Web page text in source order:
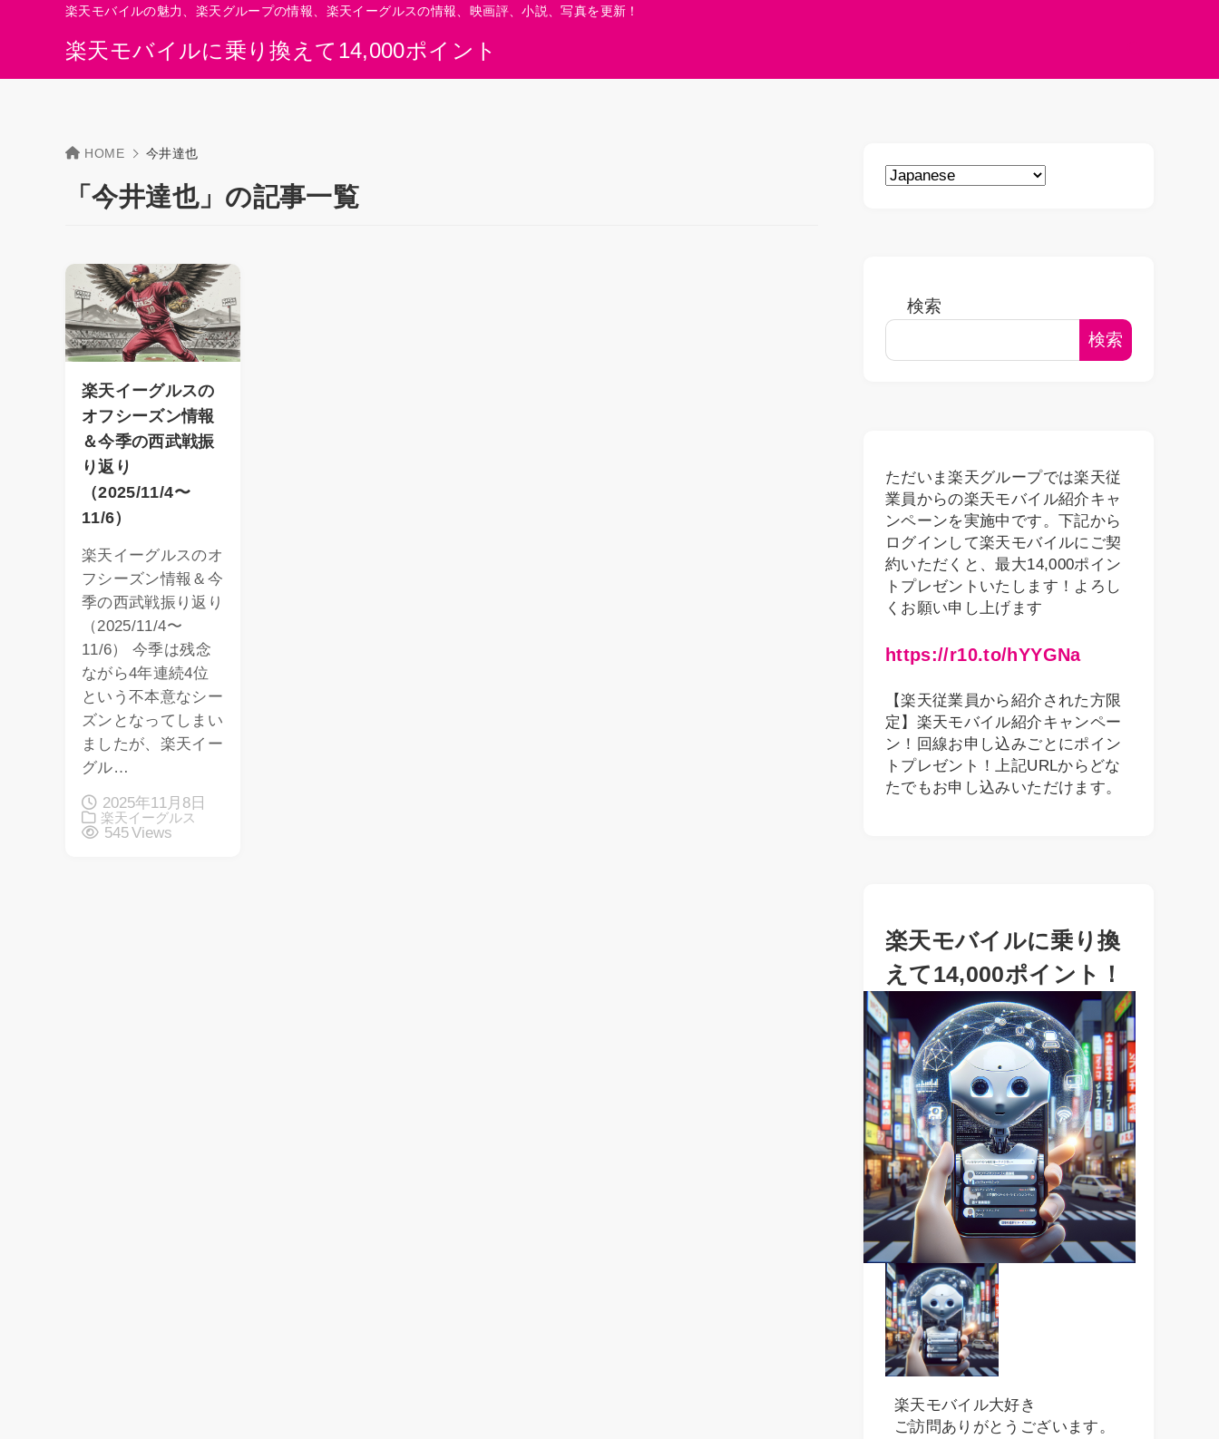
楽天モバイルに乗り換えて14,000ポイント
楽天モバイルの魅力、楽天グループの情報、楽天イーグルスの情報、映画評、小説、写真を更新！
HOME 今井達也
「今井達也」の記事一覧
楽天イーグルスの
オフシーズン情報
＆今季の西武戦振
り返り
（2025/11/4〜
11/6）
楽天イーグルスのオ
フシーズン情報＆今
季の西武戦振り返り
（2025/11/4〜
11/6） 今季は残念
ながら4年連続4位
という不本意なシー
ズンとなってしまい
ましたが、楽天イー
グル…
2025年11月8日
楽天イーグルス
545 Views
検索
検索
ただいま楽天グループでは楽天従
業員からの楽天モバイル紹介キャ
ンペーンを実施中です。下記から
ログインして楽天モバイルにご契
約いただくと、最大14,000ポイン
トプレゼントいたします！よろし
くお願い申し上げます
https://r10.to/hYYGNa
【楽天従業員から紹介された方限
定】楽天モバイル紹介キャンペー
ン！回線お申し込みごとにポイン
トプレゼント！上記URLからどな
たでもお申し込みいただけます。
楽天モバイルに乗り換
えて14,000ポイント！
楽天モバイル大好き
ご訪問ありがとうございます。